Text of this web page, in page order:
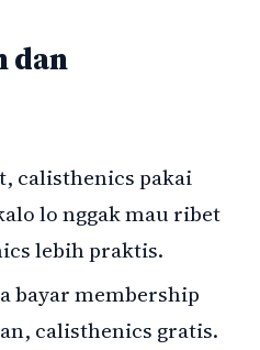
dan
calisthenics pakai
lo nggak mau ribet
lebih praktis.
bayar membership
calisthenics gratis.